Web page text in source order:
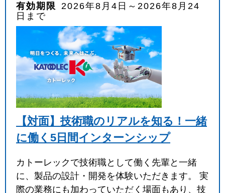
有効期限
2026年8月4日～2026年8月24
日まで
【対面】技術職のリアルを知る！一緒
に働く5日間インターンシップ
カトーレックで技術職として働く先輩と一緒
に、製品の設計・開発を体験いただきます。 実
際の業務にも加わっていただく場面もあり、技